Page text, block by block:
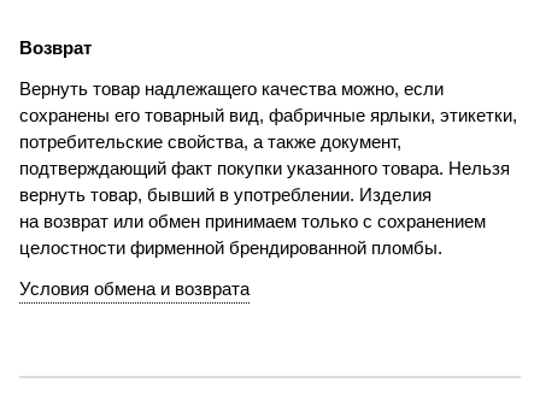
Возврат
Вернуть товар надлежащего качества можно, если
сохранены его товарный вид, фабричные ярлыки, этикетки,
потребительские свойства, а также документ,
подтверждающий факт покупки указанного товара. Нельзя
вернуть товар, бывший в употреблении. Изделия
на возврат или обмен принимаем только с сохранением
целостности фирменной брендированной пломбы.
Условия обмена и возврата